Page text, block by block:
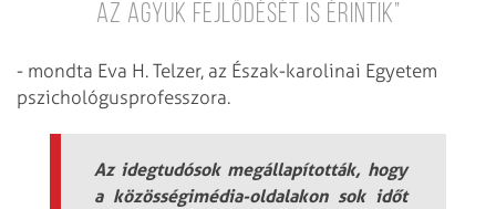
az agyuk fejlődését is érintik”
- mondta Eva H. Telzer, az Észak-karolinai Egyetem
pszichológusprofesszora.
Az idegtudósok megállapították, hogy
a közösségimédia-oldalakon sok időt